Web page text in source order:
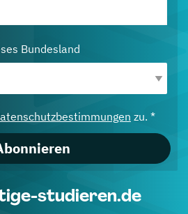
Bundesland
zu. *
studieren.de